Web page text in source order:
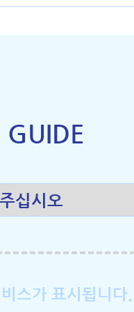
GUIDE
스가 표시됩니다.